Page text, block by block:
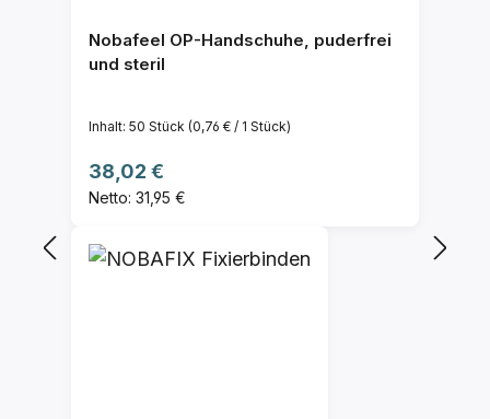
Nobafeel OP-Handschuhe, puderfrei
und steril
Inhalt: 50 Stück (0,76 € / 1 Stück)
Regulärer Preis:
38,02 €
Netto: 31,95 €